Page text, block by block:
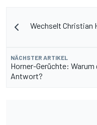
Wechselt Christian
NÄCHSTER ARTIKEL
Horner-Gerüchte:
Antwort?